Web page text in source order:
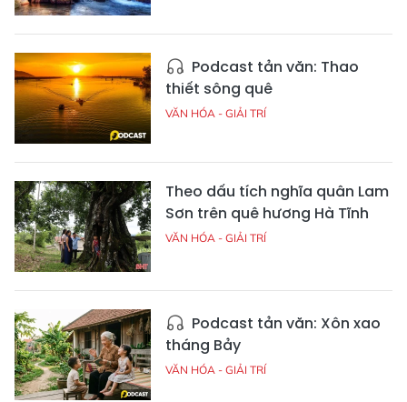
Podcast tản văn: Thao
thiết sông quê
VĂN HÓA - GIẢI TRÍ
Theo dấu tích nghĩa quân Lam
Sơn trên quê hương Hà Tĩnh
VĂN HÓA - GIẢI TRÍ
Podcast tản văn: Xôn xao
tháng Bảy
VĂN HÓA - GIẢI TRÍ